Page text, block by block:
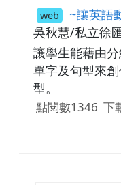
web ~讓英語
吳秋慧/私立徐
讓學生能藉由
單字及句型來
型。
點閱數1346 下